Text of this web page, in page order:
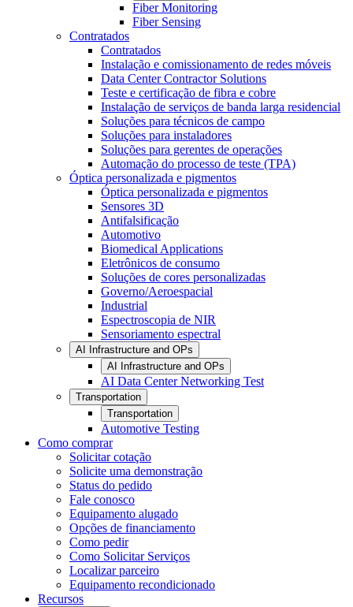
Fiber Monitoring
Fiber Sensing
Contratados
Contratados
Instalação e comissionamento de redes móveis
Data Center Contractor Solutions
Teste e certificação de fibra e cobre
Instalação de serviços de banda larga residencial
Soluções para técnicos de campo
Soluções para instaladores
Soluções para gerentes de operações
Automação do processo de teste (TPA)
Óptica personalizada e pigmentos
Óptica personalizada e pigmentos
Sensores 3D
Antifalsificação
Automotivo
Biomedical Applications
Eletrônicos de consumo
Soluções de cores personalizadas
Governo/Aeroespacial
Industrial
Espectroscopia de NIR
Sensoriamento espectral
AI Infrastructure and OPs
AI Infrastructure and OPs
AI Data Center Networking Test
Transportation
Transportation
Automotive Testing
Como comprar
Solicitar cotação
Solicite uma demonstração
Status do pedido
Fale conosco
Equipamento alugado
Opções de financiamento
Como pedir
Como Solicitar Serviços
Localizar parceiro
Equipamento recondicionado
Recursos